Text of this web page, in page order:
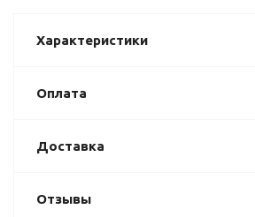
Характеристики
Оплата
Доставка
Отзывы